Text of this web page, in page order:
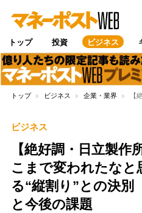
トップ 投資 ビジネス
トップ ビジネス 企業・業界 【
ビジネス
【絶好調・日立製作
こまで変われたなと
る“縦割り”との決
と今後の課題